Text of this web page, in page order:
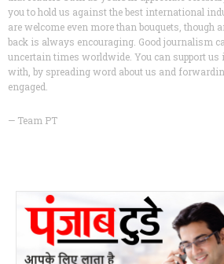
you to hold us against the best international
are welcome even more than bouquets, though
back is always encouraging. Good journalism
uncertain times worldwide. You can support
with, by spreading word about us and
engaged.
— Team PT